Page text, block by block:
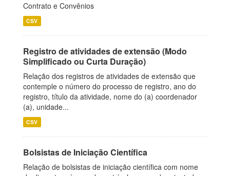
Contrato e Convênios
CSV
Registro de atividades de extensão (Modo
Simplificado ou Curta Duração)
Relação dos registros de atividades de extensão que
contemple o número do processo de registro, ano do
registro, título da atividade, nome do (a) coordenador
(a), unidade...
CSV
Bolsistas de Iniciação Científica
Relação de bolsistas de iniciação científica com nome